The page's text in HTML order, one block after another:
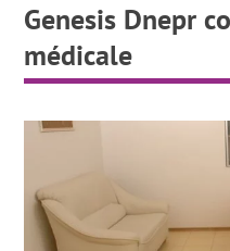
Genesis Dnepr
médicale